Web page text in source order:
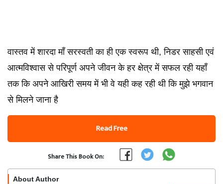
वास्तव में शारदा माँ सरस्वती का ही एक स्वरूप थी, निडर साहसी एवं
आत्मविश्वास से परिपूर्ण अपने जीवन के हर क्षेत्र में सफल रही यहाँ
तक कि अपने आखिरी समय में भी वे यही कह रही थी कि मुझे भगवान
से मिलने जाना है
Read Free
Share This Book On:
About Author